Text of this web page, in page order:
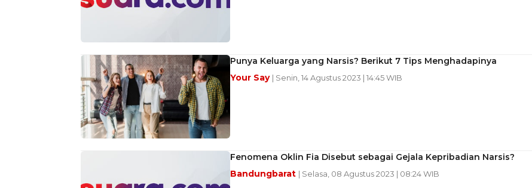
Punya Keluarga yang Narsis? Berikut 7 Tips Menghadapinya
Your Say | Senin, 14 Agustus 2023 | 14:45 WIB
Fenomena Oklin Fia Disebut sebagai Gejala Kepribadian Narsis?
Bandungbarat | Selasa, 08 Agustus 2023 | 08:24 WIB